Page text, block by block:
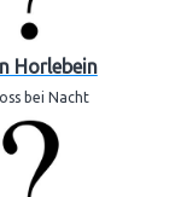
Horlebein
bei Nacht